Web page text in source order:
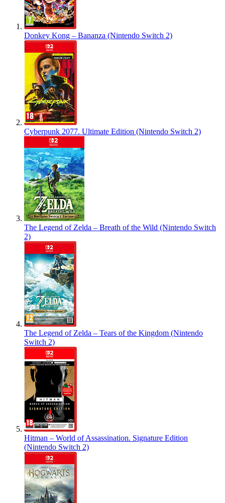
Donkey Kong – Bananza (Nintendo Switch 2)
Cyberpunk 2077. Ultimate Edition (Nintendo Switch 2)
The Legend of Zelda – Breath of the Wild (Nintendo Switch
2)
The Legend of Zelda – Tears of the Kingdom (Nintendo
Switch 2)
Hitman – World of Assassination. Signature Edition
(Nintendo Switch 2)